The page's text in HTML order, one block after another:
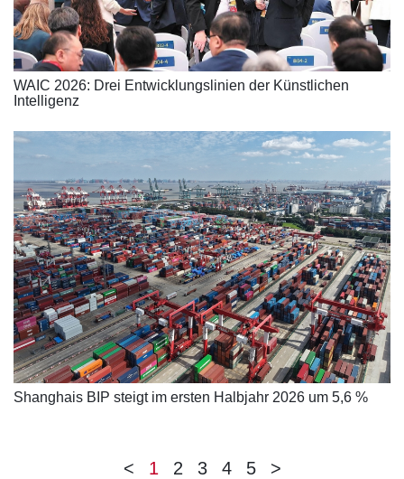
WAIC 2026: Drei Entwicklungslinien der Künstlichen
Intelligenz
Shanghais BIP steigt im ersten Halbjahr 2026 um 5,6 %
< 1 2 3 4 5 >